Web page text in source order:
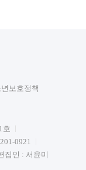
보호정책
호
0921
집인 : 서윤미